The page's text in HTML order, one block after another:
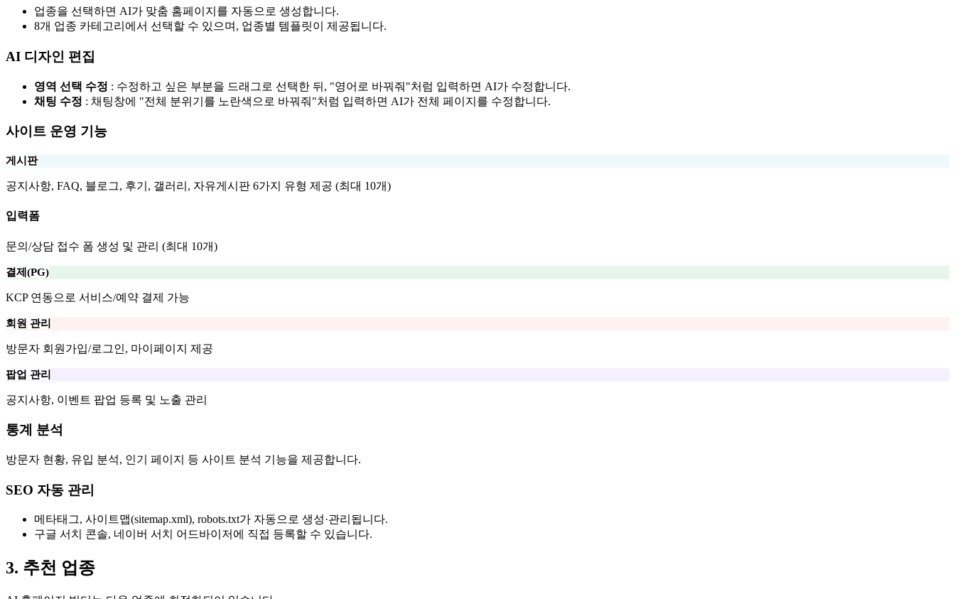
업종을 선택하면 AI가 맞춤 홈페이지를 자동으로 생성합니다.
8개 업종 카테고리에서 선택할 수 있으며, 업종별 템플릿이 제공됩니다.
AI 디자인 편집
영역 선택 수정 : 수정하고 싶은 부분을 드래그로 선택한 뒤, "영어로 바꿔줘"처럼 입력하면 AI가 수정합니다.
채팅 수정 : 채팅창에 "전체 분위기를 노란색으로 바꿔줘"처럼 입력하면 AI가 전체 페이지를 수정합니다.
사이트 운영 기능
게시판
공지사항, FAQ, 블로그, 후기, 갤러리, 자유게시판 6가지 유형 제공 (최대 10개)
입력폼
문의/상담 접수 폼 생성 및 관리 (최대 10개)
결제(PG)
KCP 연동으로 서비스/예약 결제 가능
회원 관리
방문자 회원가입/로그인, 마이페이지 제공
팝업 관리
공지사항, 이벤트 팝업 등록 및 노출 관리
통계 분석
방문자 현황, 유입 분석, 인기 페이지 등 사이트 분석 기능을 제공합니다.
SEO 자동 관리
메타태그, 사이트맵(sitemap.xml), robots.txt가 자동으로 생성·관리됩니다.
구글 서치 콘솔, 네이버 서치 어드바이저에 직접 등록할 수 있습니다.
3. 추천 업종